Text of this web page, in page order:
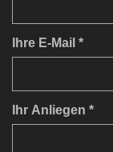
Ihre E-Mail *
Ihr Anliegen *